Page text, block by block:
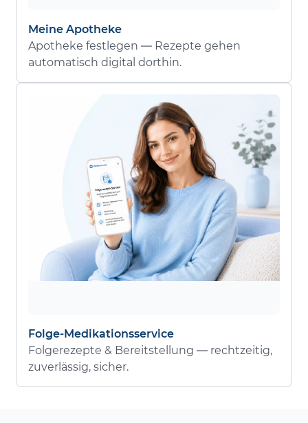
Meine Apotheke
Apotheke festlegen — Rezepte gehen
automatisch digital dorthin.
Folge-Medikationsservice
Folgerezepte & Bereitstellung — rechtzeitig,
zuverlässig, sicher.